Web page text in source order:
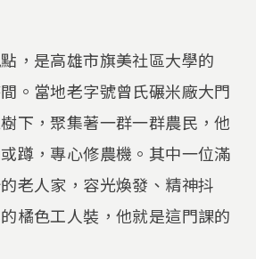
，是高雄市旗美社區大學的
。當地老字號曾氏碾米廠大門
下，聚集著一群一群農民，他
蹲，專心修農機。其中一位滿
老人家，容光煥發、精神抖
橘色工人裝，他就是這門課的